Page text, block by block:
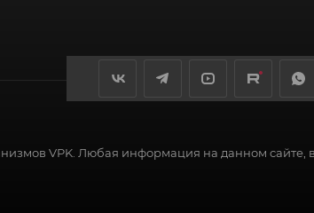
VPK. Любая информация на данном сайте,